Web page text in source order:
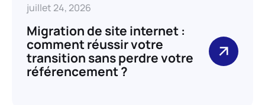
juillet 24, 2026
Migration de site internet :
comment réussir votre
transition sans perdre votre
référencement ?